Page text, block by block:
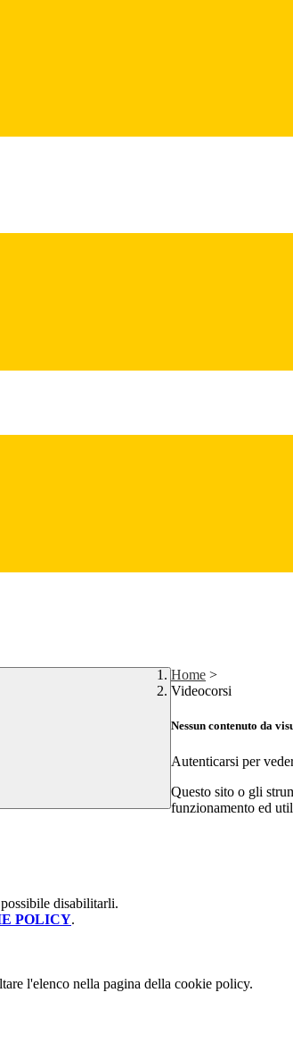
Home >
Videocorsi
Nessun contenuto da
Autenticarsi per
Questo sito o gli
funzionamento ed
disabilitarli.
POLICY.
l'elenco nella pagina della cookie policy.